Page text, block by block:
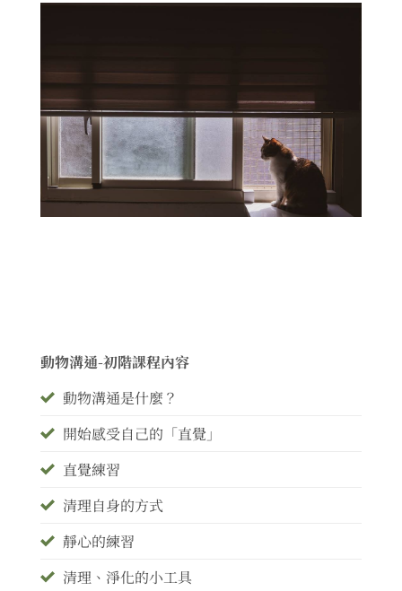
動物溝通-初階課程內容
動物溝通是什麼？
開始感受自己的「直覺」
直覺練習
清理自身的方式
靜心的練習
清理、淨化的小工具